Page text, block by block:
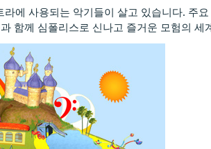
에 사용되는 악기들이 살고 있습니다. 주
함께 심폴리스로 신나고 즐거운 모험의 세